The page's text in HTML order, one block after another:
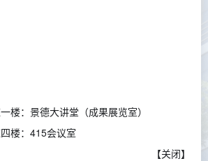
楼：景德大讲堂（成果展览室）
楼：415会议室
【关闭】